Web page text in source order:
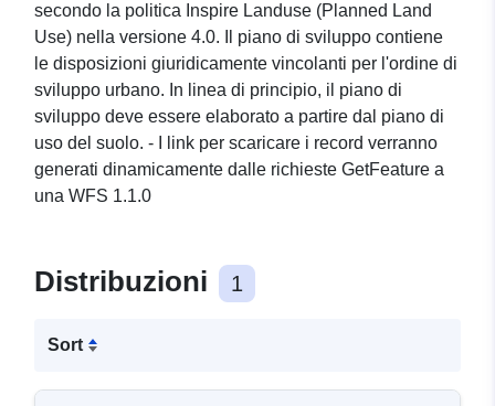
secondo la politica Inspire Landuse (Planned Land
Use) nella versione 4.0. Il piano di sviluppo contiene
le disposizioni giuridicamente vincolanti per l'ordine di
sviluppo urbano. In linea di principio, il piano di
sviluppo deve essere elaborato a partire dal piano di
uso del suolo. - I link per scaricare i record verranno
generati dinamicamente dalle richieste GetFeature a
una WFS 1.1.0
Distribuzioni 1
Sort